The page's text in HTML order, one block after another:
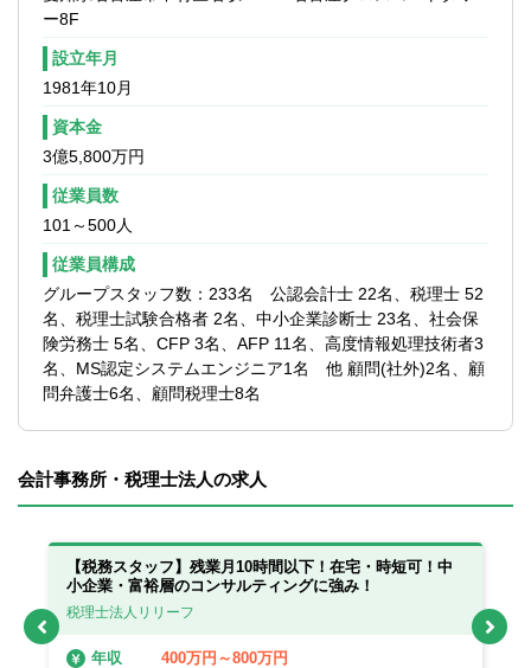
ー8F
設立年月
1981年10月
資本金
3億5,800万円
従業員数
101～500人
従業員構成
グループスタッフ数：233名 公認会計士 22名、税理士 52
名、税理士試験合格者 2名、中小企業診断士 23名、社会保
険労務士 5名、CFP 3名、AFP 11名、高度情報処理技術者3
名、MS認定システムエンジニア1名 他 顧問(社外)2名、顧
問弁護士6名、顧問税理士8名
会計事務所・税理士法人の求人
【税務スタッフ】残業月10時間以下！在宅・時短可！中
小企業・富裕層のコンサルティングに強み！
税理士法人リリーフ
年収
400万円～800万円